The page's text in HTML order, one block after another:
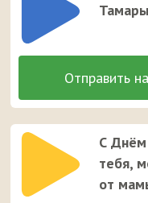
С
тебя,
от